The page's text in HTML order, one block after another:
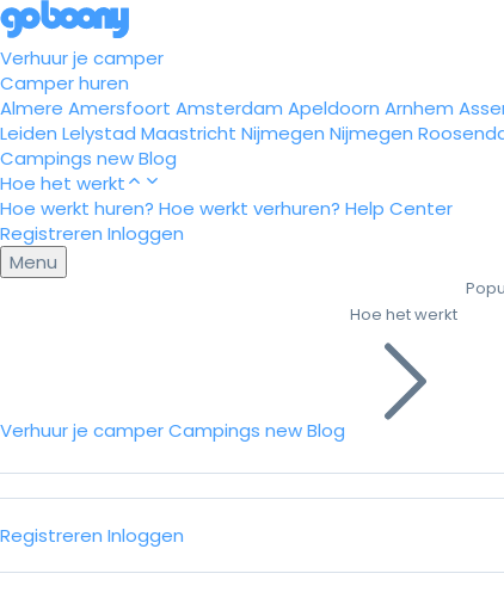
Verhuur je camper
Camper huren
Almere Amersfoort Amsterdam Apeldoorn Arnhem
Leiden Lelystad Maastricht Nijmegen Nijmegen
Campings newBlog
Hoe het werkt
Hoe werkt huren? Hoe werkt verhuren? Help Center
Registreren Inloggen
Menu
Verhuur je camperCampings newBlog
Hoe het werkt
Registreren Inloggen